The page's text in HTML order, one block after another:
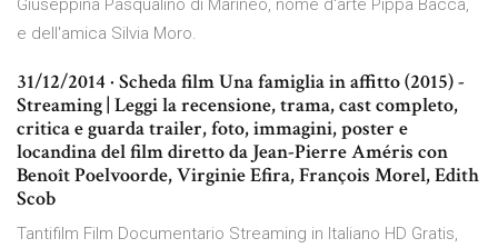
Giuseppina Pasqualino di Marineo, nome d'arte Pippa Bacca,
e dell'amica Silvia Moro.
31/12/2014 · Scheda film Una famiglia in affitto (2015) -
Streaming | Leggi la recensione, trama, cast completo,
critica e guarda trailer, foto, immagini, poster e
locandina del film diretto da Jean-Pierre Améris con
Benoît Poelvoorde, Virginie Efira, François Morel, Edith
Scob
Tantifilm Film Documentario Streaming in Italiano HD Gratis,